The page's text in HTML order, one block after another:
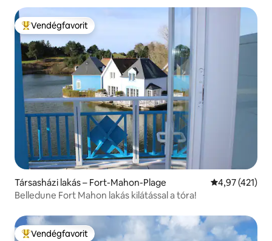
Kiemelt vendégfavorit
Vendégfavorit
Társasházi lakás – Fort-Mahon-Plage Átlagos
4,97 (421)
Belledune Fort Mahon lakás kilátással a tóra!
Vendégfavorit